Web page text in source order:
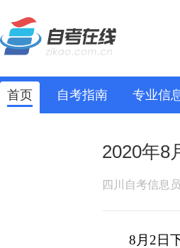
首页 自考指南 专业信
2020年8
四川自考信息员
8 月 2 日